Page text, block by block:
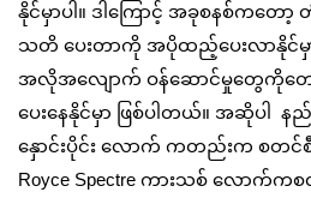
နိုင်မှာပါ။ ဒါကြောင့် အခုစနစ်ကတေ
သတိ ပေးတာကို အပိုထည့်ပေးလာနိုင်မှာ
အလိုအလျောက် ဝန်ဆောင်မှုတွေကိုတ
ပေးနေနိုင်မှာ ဖြစ်ပါတယ်။ အဆိုပါ န
နှောင်းပိုင်း လောက် ကတည်းက စတင်စီ
Royce Spectre ကားသစ် လောက်ကစ